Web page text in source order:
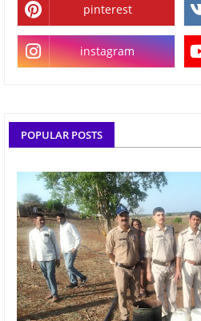
pinterest
instagram
POPULAR POSTS